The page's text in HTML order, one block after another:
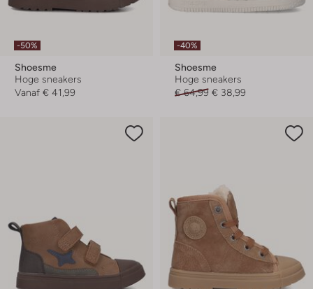
-50%
Shoesme
Hoge sneakers
Vanaf € 41,99
-40%
Shoesme
Hoge sneakers
€ 64,99 € 38,99